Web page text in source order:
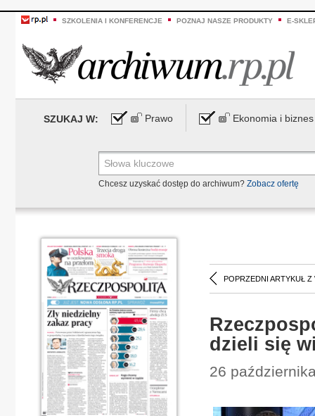
SZKOLENIA I KONFERENCJE POZNAJ NASZE PRODUKTY E-
SZUKAJ W: Prawo Ekonomia i biznes
Chcesz uzyskać dostęp do archiwum? Zobacz ofertę
POPRZEDNI ARTYKUŁ Z
dzieli się
26